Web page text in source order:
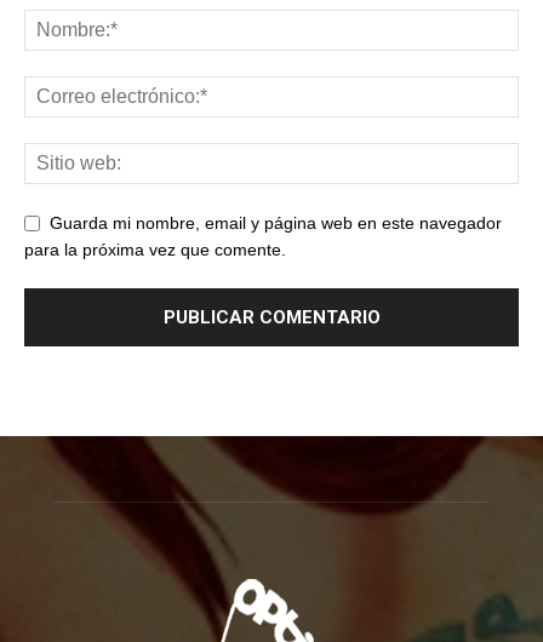
Guarda mi nombre, email y página web en este navegador
para la próxima vez que comente.